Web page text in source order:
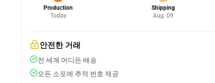
Production
Today
Shipping
Aug. 09
안전한 거래
전 세계 어디든 배송
모든 소포에 추적 번호 제공